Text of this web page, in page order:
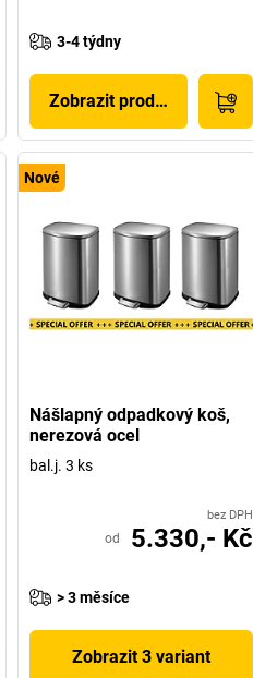
3-4 týdny
Zobrazit produkt
Nové
Nášlapný odpadkový koš,
nerezová ocel
bal.j. 3 ks
bez DPH
od 5.330,- Kč
> 3 měsíce
Zobrazit 3 variant